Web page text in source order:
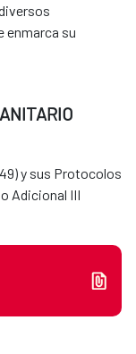
enmarca su
y sus Protocolos
Adicional III